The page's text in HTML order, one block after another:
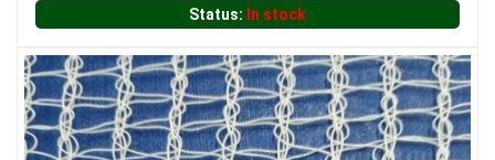
LƯỚI CHE NẮNG
Status: In stock